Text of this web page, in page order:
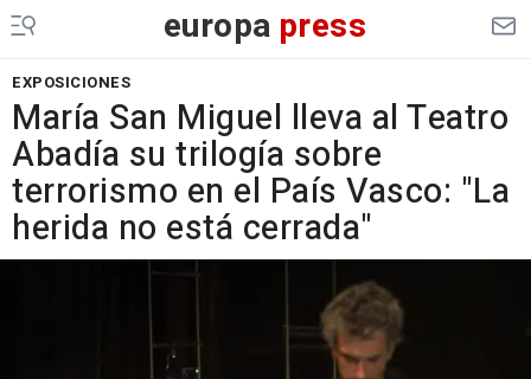
europa press
EXPOSICIONES
María San Miguel lleva al Teatro
Abadía su trilogía sobre
terrorismo en el País Vasco: "La
herida no está cerrada"